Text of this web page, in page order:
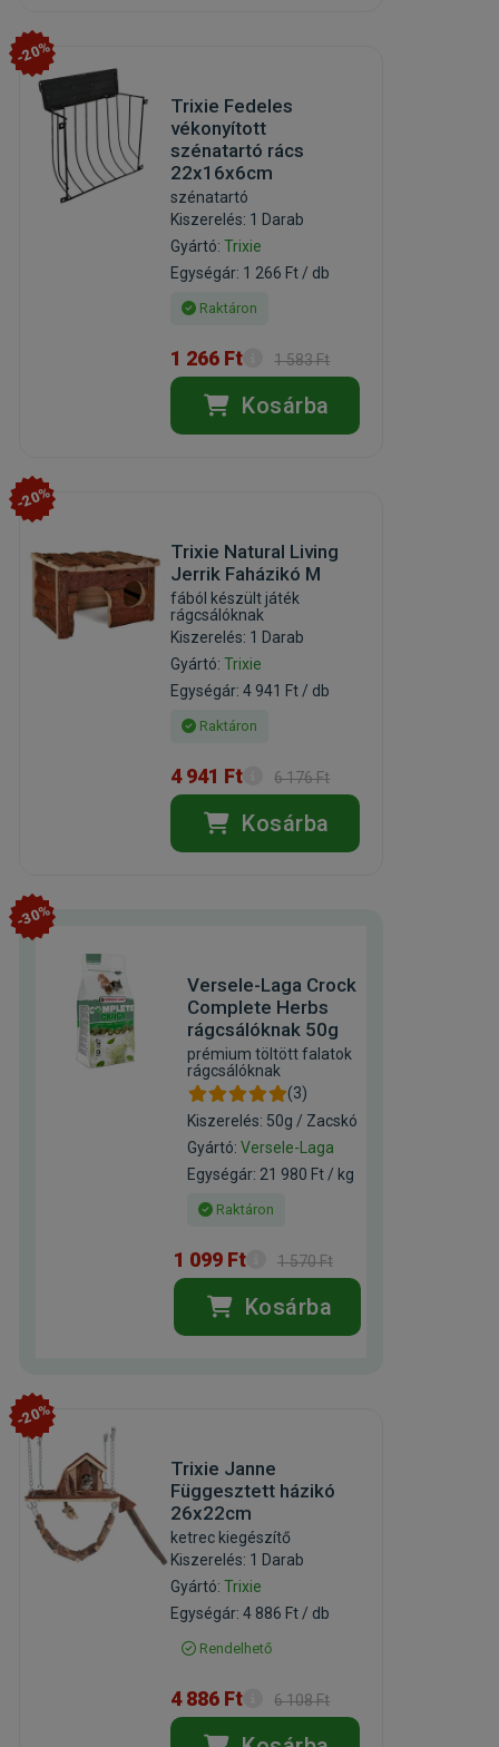
-20%
Trixie Fedeles
vékonyított
szénatartó rács
22x16x6cm
szénatartó
Kiszerelés: 1 Darab
Gyártó:Trixie
Egységár: 1 266 Ft / db
Raktáron
1 266 Ft 1 583 Ft
Kosárba
-20%
Trixie Natural Living
Jerrik Faházikó M
fából készült játék
rágcsálóknak
Kiszerelés: 1 Darab
Gyártó:Trixie
Egységár: 4 941 Ft / db
Raktáron
4 941 Ft 6 176 Ft
Kosárba
-30%
Versele-Laga Crock
Complete Herbs
rágcsálóknak 50g
prémium töltött falatok
rágcsálóknak
(3)
Kiszerelés: 50g / Zacskó
Gyártó: Versele-Laga
Egységár: 21 980 Ft / kg
Raktáron
1 099 Ft 1 570 Ft
Kosárba
-20%
Trixie Janne
Függesztett házikó
26x22cm
ketrec kiegészítő
Kiszerelés: 1 Darab
Gyártó:Trixie
Egységár: 4 886 Ft / db
Rendelhető
4 886 Ft 6 108 Ft